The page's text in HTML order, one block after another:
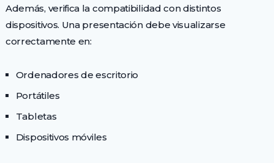
Además, verifica la compatibilidad con distintos
dispositivos. Una presentación debe visualizarse
correctamente en:
Ordenadores de escritorio
Portátiles
Tabletas
Dispositivos móviles